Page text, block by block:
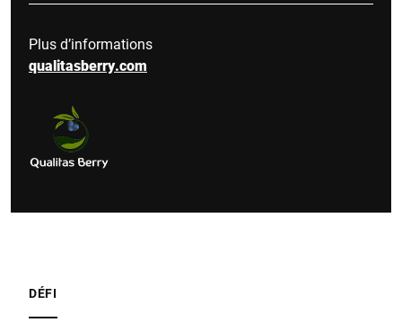
Plus d’informations
qualitasberry.com
DÉFI